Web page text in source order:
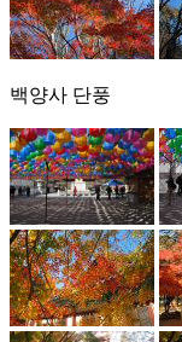
백양사 단풍